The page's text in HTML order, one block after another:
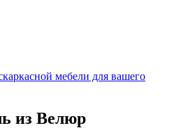
мебели для вашего
из Велюр